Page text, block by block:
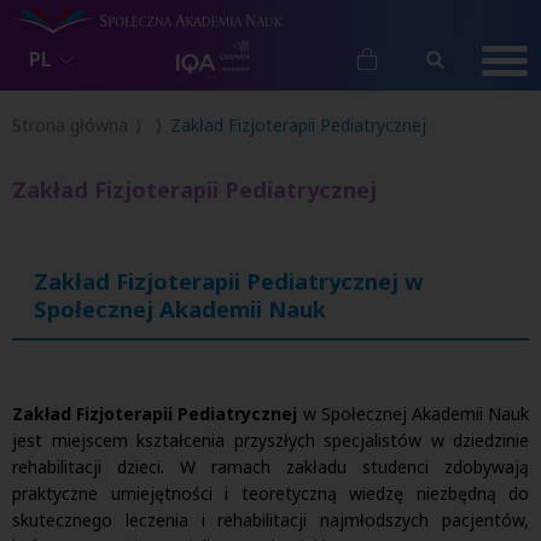
PL
Strona główna Zakład Fizjoterapii Pediatrycznej
Zakład Fizjoterapii Pediatrycznej
Zakład Fizjoterapii Pediatrycznej w
Społecznej Akademii Nauk
Zakład Fizjoterapii Pediatrycznej w Społecznej Akademii Nauk
jest miejscem kształcenia przyszłych specjalistów w dziedzinie
rehabilitacji dzieci. W ramach zakładu studenci zdobywają
praktyczne umiejętności i teoretyczną wiedzę niezbędną do
skutecznego leczenia i rehabilitacji najmłodszych pacjentów,